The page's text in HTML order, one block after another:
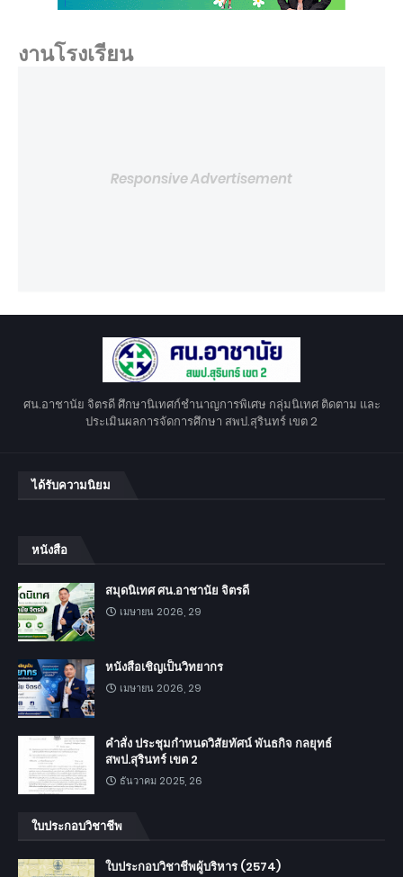
งานโรงเรียน
Responsive Advertisement
ศน.อาชานัย จิตรดี ศึกษานิเทศก์ชำนาญการพิเศษ กลุ่มนิเทศ ติดตาม และ
ประเมินผลการจัดการศึกษา สพป.สุรินทร์ เขต 2
ได้รับความนิยม
หนังสือ
สมุดนิเทศ ศน.อาชานัย จิตรดี
เมษายน 2026, 29
หนังสือเชิญเป็นวิทยากร
เมษายน 2026, 29
คำสั่ง ประชุมกำหนดวิสัยทัศน์ พันธกิจ กลยุทธ์
สพป.สุรินทร์ เขต 2
ธันวาคม 2025, 26
ใบประกอบวิชาชีพ
ใบประกอบวิชาชีพผู้บริหาร (2574)